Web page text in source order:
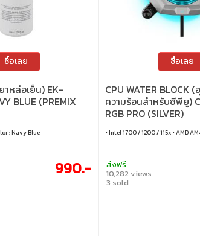
ซื้อเลย
าหล่อเย็น) EK-
BLUE (PREMIX
: Navy Blue
990.-
ซื้อเลย
CPU WATER BLOCK
ความร้อนสำหรับซีพียู)
RGB PRO (SILVER)
• Intel 1700 / 1200 / 115x • AMD
ส่งฟรี
10,282 views
3 sold